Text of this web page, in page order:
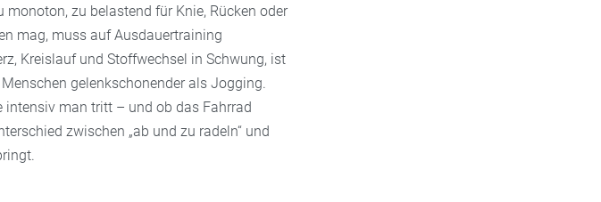
zu belastend für Knie, Rücken oder
mag, muss auf Ausdauertraining
Kreislauf und Stoffwechsel in Schwung, ist
gelenkschonender als Jogging.
man tritt – und ob das Fahrrad
zwischen „ab und zu radeln“ und